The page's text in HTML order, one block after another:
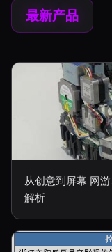
最新产品
从创意到屏幕 网
解析